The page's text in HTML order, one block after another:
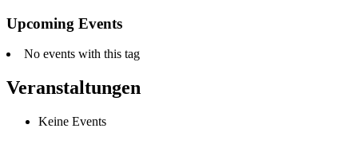
Upcoming Events
No events with this tag
Veranstaltungen
Keine Events